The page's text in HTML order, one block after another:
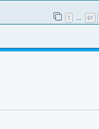
1 … 61